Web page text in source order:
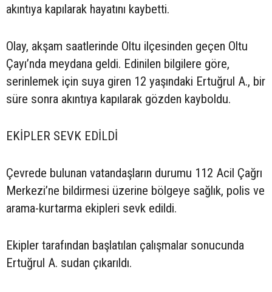
akıntıya kapılarak hayatını kaybetti.
Olay, akşam saatlerinde Oltu ilçesinden geçen Oltu
Çayı’nda meydana geldi. Edinilen bilgilere göre,
serinlemek için suya giren 12 yaşındaki Ertuğrul A., bir
süre sonra akıntıya kapılarak gözden kayboldu.
EKİPLER SEVK EDİLDİ
Çevrede bulunan vatandaşların durumu 112 Acil Çağrı
Merkezi’ne bildirmesi üzerine bölgeye sağlık, polis ve
arama-kurtarma ekipleri sevk edildi.
Ekipler tarafından başlatılan çalışmalar sonucunda
Ertuğrul A. sudan çıkarıldı.